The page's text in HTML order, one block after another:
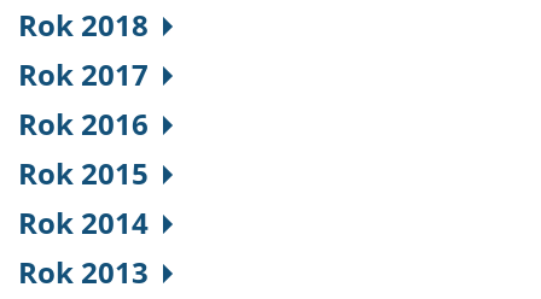
Rok 2018
Rok 2017
Rok 2016
Rok 2015
Rok 2014
Rok 2013